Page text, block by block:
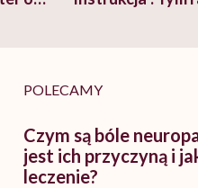
POLECAMY
Czym są bóle
jest ich przyczyną i
leczenie?